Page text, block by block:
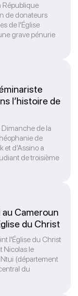
République
de donateurs
de l'Église
grave pénurie
l’histoire de
de la
de
et d’Assino a
de troisième
Cameroun
du Christ
l'Église du Christ
Nicolas le
(département
du